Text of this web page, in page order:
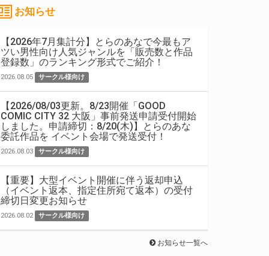
お知らせ
【2026年7月集計分】とらのあなで今最もア
ツい男性向け人気ジャンルを「販売数と作品
登録数」のランキング形式でご紹介！
2026.08.05 サークル様向け
【2026/08/03更新。8/23開催「GOOD
COMIC CITY 32 大阪」事前発送申請受付開始
しました。申請締切：8/20(木)】とらのあな
委託作品を イベント会場で発送受付！
2026.08.03 サークル様向け
【重要】大型イベント開催に伴う返却申込
（イベント返本、指定住所宛て返本）の受付
締切日変更お知らせ
2026.08.02 サークル様向け
お知らせ一覧へ